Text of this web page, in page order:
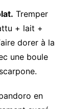
Tremper
+ lait +
dorer à la
une boule
en